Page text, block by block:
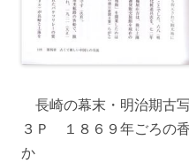
長崎の幕末・明治期古
３Ｐ １８６９年ごろの
か